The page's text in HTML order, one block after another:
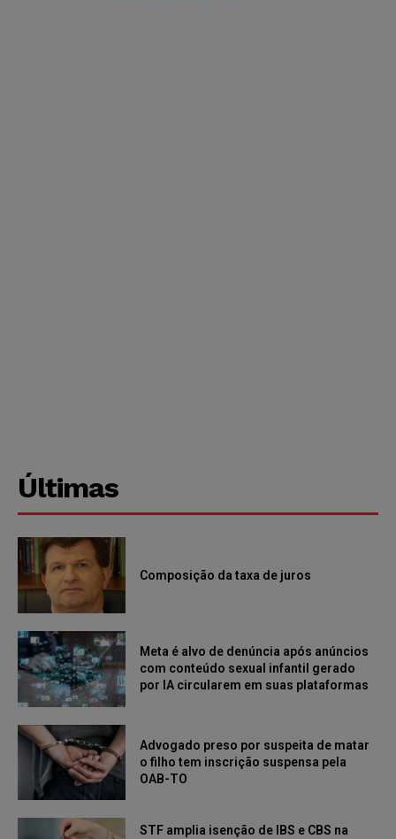
Últimas
Composição da taxa de juros
Meta é alvo de denúncia após anúncios
com conteúdo sexual infantil gerado
por IA circularem em suas plataformas
Advogado preso por suspeita de matar
o filho tem inscrição suspensa pela
OAB-TO
STF amplia isenção de IBS e CBS na